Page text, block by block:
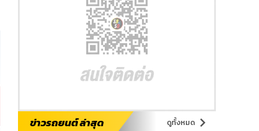
ข่าวรถยนต์ ล่าสุด ดูทั้งหมด